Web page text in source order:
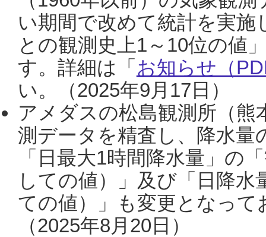
い期間で改めて統計を実
との観測史上1～10位の値
す。詳細は「 お知らせ（
い。（2025年9月17日）
アメダスの松島観測所（熊
測データを精査し、降水
「日最大1時間降水量」の
しての値）」及び「日降
ての値）」も変更となっ
（2025年8月20日）